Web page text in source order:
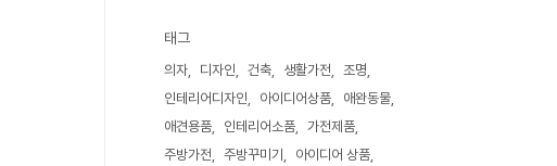
태그
의자 디자인 건축 생활가전
조명
인테리어디자인
아이디어상품
애완동물
애견용품
인테리어소품
가전제품
주방가전
주방꾸미기
아이디어 상품